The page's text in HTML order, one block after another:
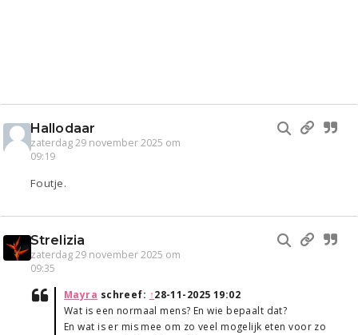
Hallodaar
zaterdag 29 november 2025 om
09:19
Foutje.
Strelizia
zaterdag 29 november 2025 om
09:35
Mayra schreef: ↑28-11-2025 19:02
Wat is een normaal mens? En wie bepaalt dat?
En wat is er mis mee om zo veel mogelijk eten voor zo